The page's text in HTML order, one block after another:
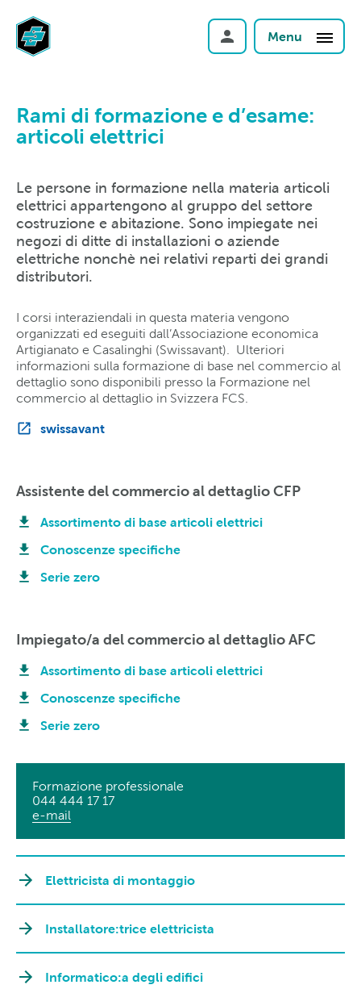
Menu
Rami di formazione e d’esame:
articoli elettrici
Le persone in formazione nella materia articoli
elettrici appartengono al gruppo del settore
costruzione e abitazione. Sono impiegate nei
negozi di ditte di installazioni o aziende
elettriche nonchè nei relativi reparti dei grandi
distributori.
I corsi interaziendali in questa materia vengono
organizzati ed eseguiti dall’Associazione economica
Artigianato e Casalinghi (Swissavant). Ulteriori
informazioni sulla formazione di base nel commercio al
dettaglio sono disponibili presso la Formazione nel
commercio al dettaglio in Svizzera FCS.
swissavant
Assistente del commercio al dettaglio CFP
Assortimento di base articoli elettrici
Conoscenze specifiche
Serie zero
Impiegato/a del commercio al dettaglio AFC
Assortimento di base articoli elettrici
Conoscenze specifiche
Serie zero
Formazione professionale
044 444 17 17
e-mail
Elettricista di montaggio
Installatore:trice elettricista
Informatico:a degli edifici